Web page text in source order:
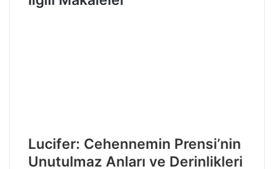
Lucifer: Cehennemin Prensi’nin
Unutulmaz Anları ve Derinlikleri